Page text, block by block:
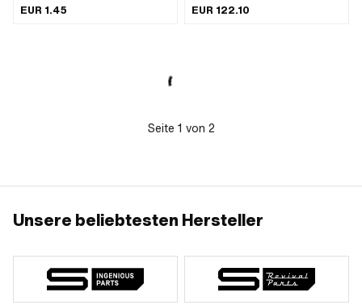
(umgangssprachlich bekannt als
EUR 1.45 EUR 122.10
Seite 1 von 2
Unsere beliebtesten Hersteller